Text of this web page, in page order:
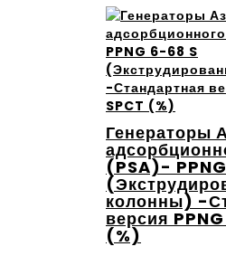
Генераторы
(PSA)-
колонны) -
версия
(%)